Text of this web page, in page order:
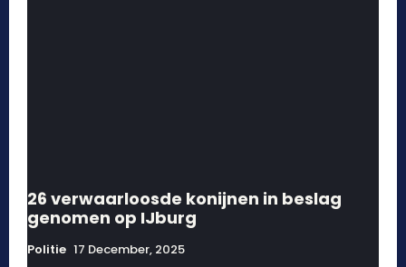
26 verwaarloosde konijnen in beslag
genomen op IJburg
Politie 17 December, 2025